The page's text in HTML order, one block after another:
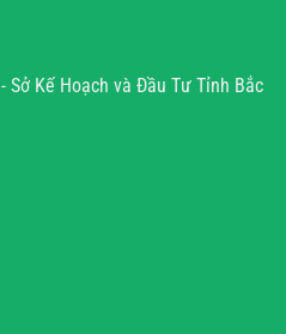
Sở Kế Hoạch và Đầu Tư Tỉnh Bắc